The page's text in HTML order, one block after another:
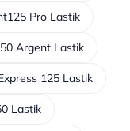
Pro Lastik
Argent Lastik
125 Lastik
Lastik